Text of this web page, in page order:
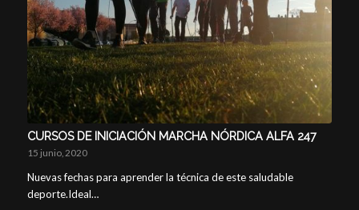
CURSOS DE INICIACIÓN MARCHA NÓRDICA ALFA 247
15 junio, 2020
Nuevas fechas para aprender la técnica de este saludable
deporte.Ideal…